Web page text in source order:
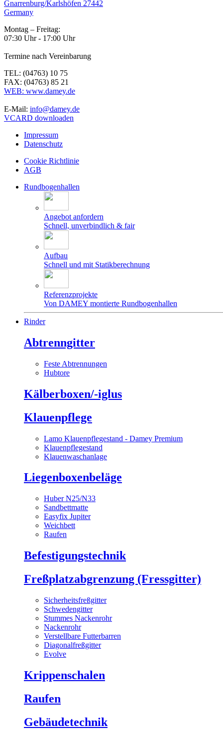
Gnarrenburg/Karlshöfen 27442
Germany
Montag – Freitag:
07:30 Uhr - 17:00 Uhr
Termine nach Vereinbarung
TEL: (04763) 10 75
FAX: (04763) 85 21
WEB: www.damey.de
E-Mail: info@damey.de
VCARD downloaden
Impressum
Datenschutz
Cookie Richtlinie
AGB
Rundbogenhallen
Angebot anfordern
Schnell, unverbindlich & fair
Aufbau
Schnell und mit Statikberechnung
Referenzprojekte
Von DAMEY montierte Rundbogenhallen
Rinder
Abtrenngitter
Feste Abtrennungen
Hubtore
Kälberboxen/-iglus
Klauenpflege
Lamo Klauenpflegestand - Damey Premium
Klauenpflegestand
Klauenwaschanlage
Liegenboxenbeläge
Huber N25/N33
Sandbettmatte
Easyfix Jupiter
Weichbett
Raufen
Befestigungstechnik
Freßplatzabgrenzung (Fressgitter)
Sicherheitsfreßgitter
Schwedengitter
Stummes Nackenrohr
Nackenrohr
Verstellbare Futterbarren
Diagonalfreßgitter
Evolve
Krippenschalen
Raufen
Gebäudetechnik